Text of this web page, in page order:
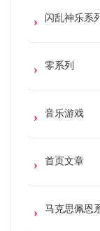
闪乱神乐系
零系列
音乐游戏
首页文章
马克思佩恩